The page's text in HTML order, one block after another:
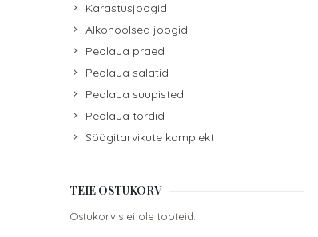
Karastusjoogid
Alkohoolsed joogid
Peolaua praed
Peolaua salatid
Peolaua suupisted
Peolaua tordid
Söögitarvikute komplekt
TEIE OSTUKORV
Ostukorvis ei ole tooteid.